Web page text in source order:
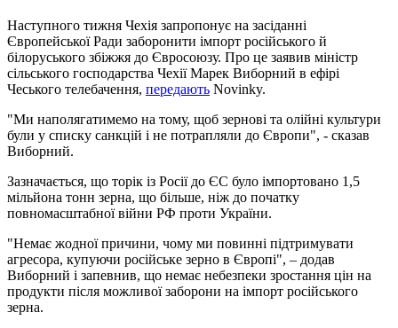
Наступного тижня Чехія запропонує на засіданні
Європейської Ради заборонити імпорт російського й
білоруського збіжжя до Євросоюзу. Про це заявив міністр
сільського господарства Чехії Марек Виборний в ефірі
Чеського телебачення, передають Novinky.
"Ми наполягатимемо на тому, щоб зернові та олійні культури
були у списку санкцій і не потрапляли до Європи", - сказав
Виборний.
Зазначається, що торік із Росії до ЄС було імпортовано 1,5
мільйона тонн зерна, що більше, ніж до початку
повномасштабної війни РФ проти України.
"Немає жодної причини, чому ми повинні підтримувати
агресора, купуючи російське зерно в Європі", – додав
Виборний і запевнив, що немає небезпеки зростання цін на
продукти після можливої заборони на імпорт російського
зерна.